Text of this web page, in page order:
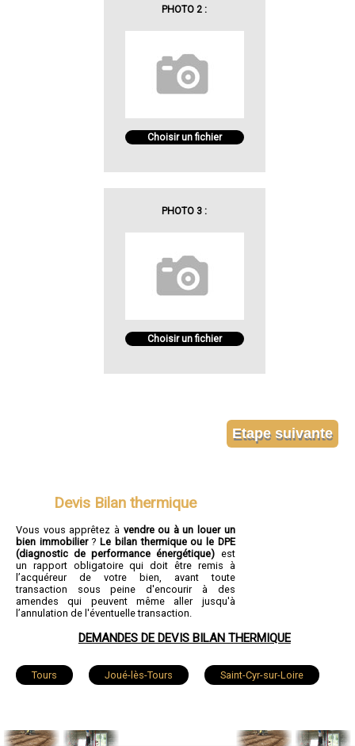
PHOTO 2 :
Choisir un fichier
PHOTO 3 :
Choisir un fichier
Devis Bilan thermique
Vous vous apprêtez à vendre ou à un louer un
bien immobilier? Le bilan thermique ou le DPE
(diagnostic de performance énergétique) est
un rapport obligatoire qui doit être remis à
l’acquéreur de votre bien, avant toute
transaction sous peine d'encourir à des
amendes qui peuvent même aller jusqu'à
l’annulation de l'éventuelle transaction.
DEMANDES DE DEVIS BILAN THERMIQUE
Tours Joué-lès-Tours Saint-Cyr-sur-Loire